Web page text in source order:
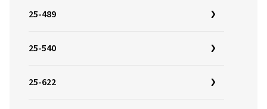
25-489
25-540
25-622